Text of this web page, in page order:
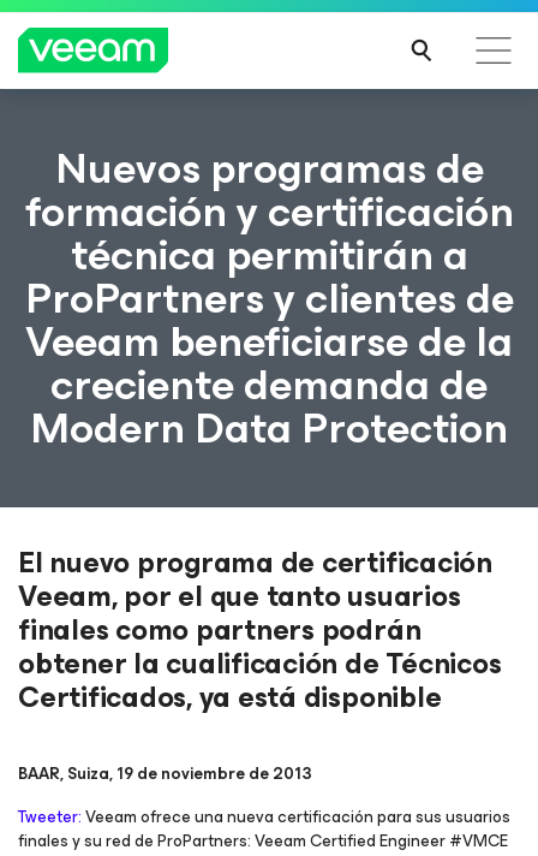
Guía de Veeam para los clientes afectados por la
actualización de contenido de CrowdStrike
MÁS
CIÓN
Nuevos programas de
formación y certificación
técnica permitirán a
ProPartners y clientes de
Veeam beneficiarse de la
creciente demanda de
Modern Data Protection
El nuevo programa de certificación
Veeam, por el que tanto usuarios
finales como partners podrán
obtener la cualificación de Técnicos
Certificados, ya está disponible
BAAR, Suiza, 19 de noviembre de 2013
Tweeter:Veeam ofrece una nueva certificación para sus usuarios
finales y su red de ProPartners: Veeam Certified Engineer #VMCE